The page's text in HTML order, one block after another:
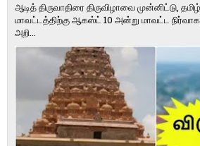
ஆடித் திருவாதிரை திருவிழாவை முன்னிட்டு,
மாவட்டத்திற்கு ஆகஸ்ட் 10 அன்று மாவட்ட
அறி...